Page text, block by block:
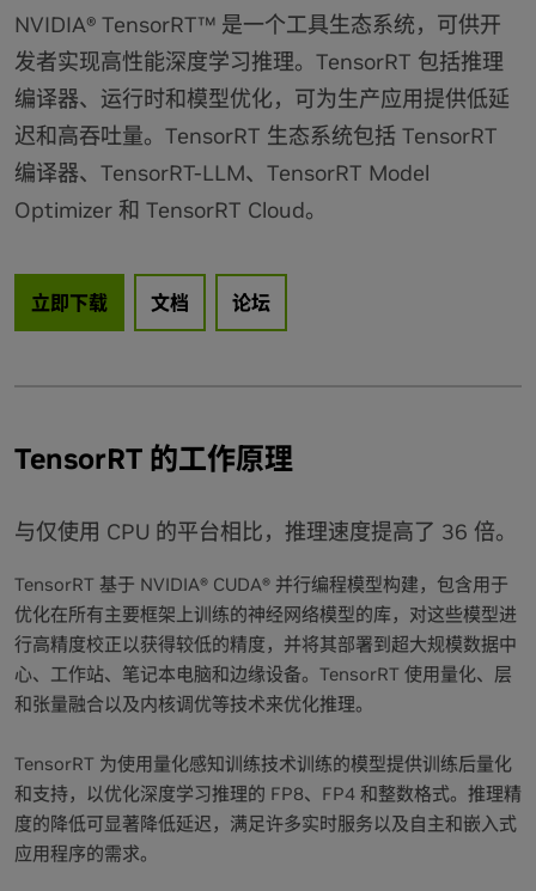
NVIDIA® TensorRT™ 是一个工具生态系统，可供开
发者实现高性能深度学习推理。TensorRT 包括推理
编译器、运行时和模型优化，可为生产应用提供低延
迟和高吞吐量。TensorRT 生态系统包括 TensorRT
编译器、TensorRT-LLM、TensorRT Model
Optimizer 和 TensorRT Cloud。
立即下载 文档 论坛
TensorRT 的工作原理
与仅使用 CPU 的平台相比，推理速度提高了 36 倍。
TensorRT 基于 NVIDIA® CUDA® 并行编程模型构建，包含用于
优化在所有主要框架上训练的神经网络模型的库，对这些模型进
行高精度校正以获得较低的精度，并将其部署到超大规模数据中
心、工作站、笔记本电脑和边缘设备。TensorRT 使用量化、层
和张量融合以及内核调优等技术来优化推理。
TensorRT 为使用量化感知训练技术训练的模型提供训练后量化
和支持，以优化深度学习推理的 FP8、FP4 和整数格式。推理精
度的降低可显著降低延迟，满足许多实时服务以及自主和嵌入式
应用程序的需求。